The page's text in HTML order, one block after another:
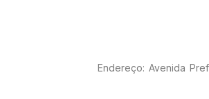
Endereço: Avenida